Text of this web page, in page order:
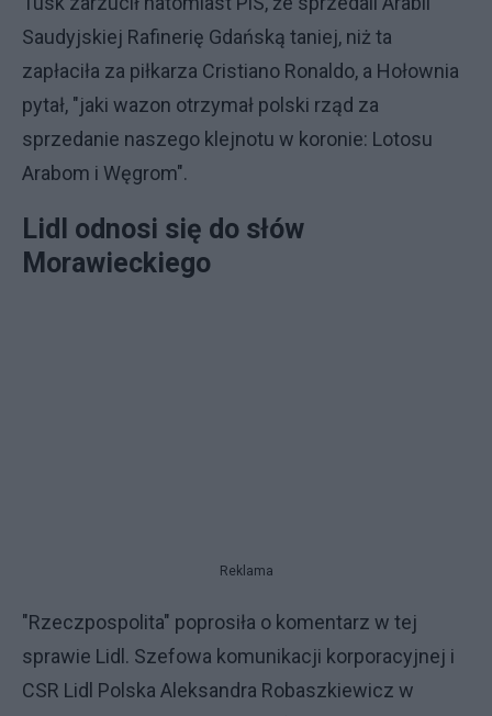
Saudyjskiej Rafinerię Gdańską taniej, niż ta
zapłaciła za piłkarza Cristiano Ronaldo, a Hołownia
pytał, "jaki wazon otrzymał polski rząd za
sprzedanie naszego klejnotu w koronie: Lotosu
Arabom i Węgrom".
Lidl odnosi się do słów
Morawieckiego
Reklama
"Rzeczpospolita" poprosiła o komentarz w tej
sprawie Lidl. Szefowa komunikacji korporacyjnej i
CSR Lidl Polska Aleksandra Robaszkiewicz w